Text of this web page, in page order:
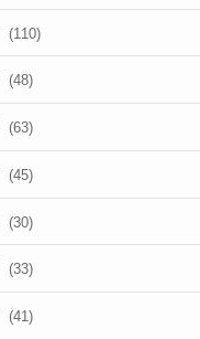
(110)
(48)
(63)
(45)
(30)
(33)
(41)